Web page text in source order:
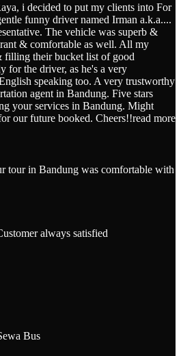
i decided to put my clients into For
funny driver named Irman a.k.a....
The vehicle was superb &
& comfortable as well. All my
filling their bucket list of good
for the driver, as he's a very
speaking too. A very trustworthy
agent in Bandung. Five stars
your services in Bandung. Might
our future booked. Cheers!!read more
tour in Bandung was comfortable with
always satisfied
Bus